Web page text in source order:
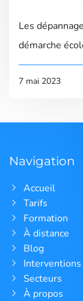
Les
démarche
7 mai 2023
Navigation
Accueil
Tarifs
Formation
À distance
Blog
Interventions
Secteurs
À propos